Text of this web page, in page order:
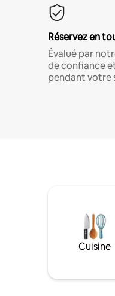
Réservez en
Évalué par
de confiance
pendant votre
Cuisine